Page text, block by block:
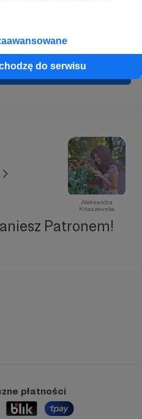
do serwisu
się i przejdź dalej
Aleksandra
Kitaszewska
Patronem!
płatności